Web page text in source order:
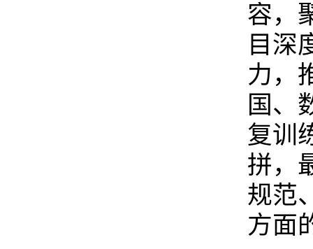
容，
目深
力，
国、
复训
拼，
规范
方面